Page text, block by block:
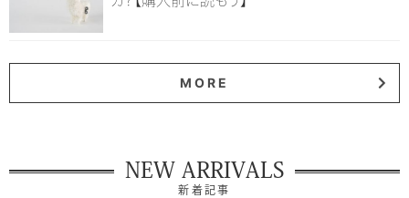
MORE
NEW ARRIVALS
新着記事